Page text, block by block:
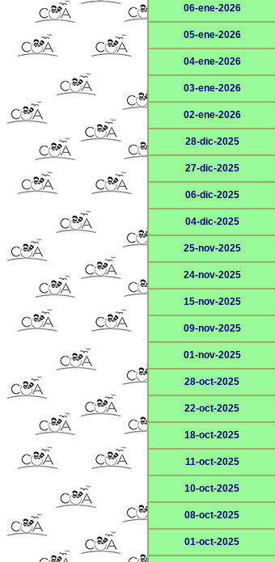
06-ene-2026
05-ene-2026
04-ene-2026
03-ene-2026
02-ene-2026
28-dic-2025
27-dic-2025
06-dic-2025
04-dic-2025
25-nov-2025
24-nov-2025
15-nov-2025
09-nov-2025
01-nov-2025
28-oct-2025
22-oct-2025
18-oct-2025
11-oct-2025
10-oct-2025
08-oct-2025
01-oct-2025